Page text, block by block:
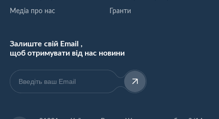
Залиште свій Email ,
щоб отримувати від нас новини
Медіа про нас Гранти